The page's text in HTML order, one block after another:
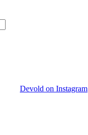
Devold on Instagram